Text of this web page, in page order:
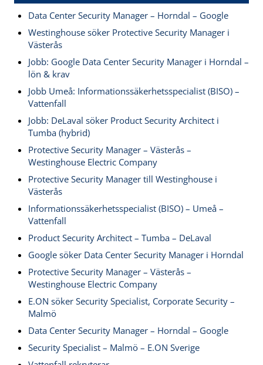
Data Center Security Manager – Horndal – Google
Westinghouse söker Protective Security Manager i
Västerås
Jobb: Google Data Center Security Manager i Horndal –
lön & krav
Jobb Umeå: Informationssäkerhetsspecialist (BISO) –
Vattenfall
Jobb: DeLaval söker Product Security Architect i
Tumba (hybrid)
Protective Security Manager – Västerås –
Westinghouse Electric Company
Protective Security Manager till Westinghouse i
Västerås
Informationssäkerhetsspecialist (BISO) – Umeå –
Vattenfall
Product Security Architect – Tumba – DeLaval
Google söker Data Center Security Manager i Horndal
Protective Security Manager – Västerås –
Westinghouse Electric Company
E.ON söker Security Specialist, Corporate Security –
Malmö
Data Center Security Manager – Horndal – Google
Security Specialist – Malmö – E.ON Sverige